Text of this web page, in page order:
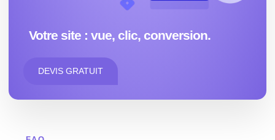
Votre site : vue, clic, conversion.
DEVIS GRATUIT